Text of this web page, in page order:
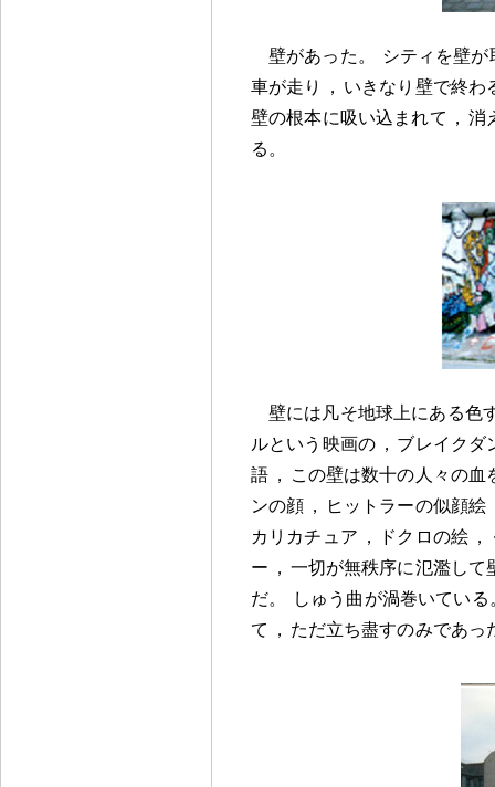
壁があった 。
シティを壁
車が走り
， いきなり壁で終わ
壁の根本に吸い込まれて ， 消
る 。
壁には凡そ地球上にある色
ルという映画の ， ブレイクダ
語 ， この壁は数十の人々の血
ンの顔 ， ヒットラーの似顔絵
カリカチュア ， ドクロの絵 ，
ー ， 一切が無秩序に氾濫して
だ。 しゅう曲が渦巻いている
て ， ただ立ち盡すのみであっ